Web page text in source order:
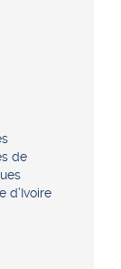
de
d’Ivoire